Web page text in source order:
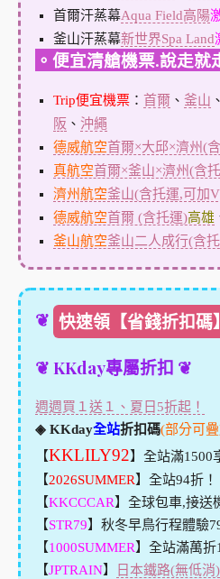
首爾汗蒸幕Aqua Field高陽
釜山汗蒸幕新世界Spa Land
。便宜清艙機票.說走就
Trip便宜機票： 首爾 、 釜山 、
阪 、 沖繩
德威航空首爾×大邱×濟州(
真航空首爾×釜山×濟州(含
濟州航空釜山(含托運,可加
德威航空首爾 (含托運)高雄
釜山航空釜山二人成行(含
❦ 快速領【省錢折扣碼】
❦ KKday專屬折扣 ❦
週週買１送１、夏日5折起！
◈ KKday全站折扣碼(部分可
【KKLILY92】全站滿1500
【2026SUMMER】全站94折！
【KKCCCAR】全球包車,接送
【STR79】秋冬早鳥行程體驗
【1000SUMMER】全站滿萬折
【JPTRAIN】 日本鐵路(無低消)